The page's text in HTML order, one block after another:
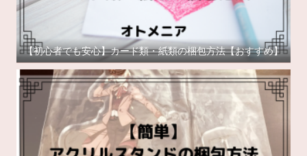
【初心者でも安心】カード類・紙類の梱包方法【おすすめ】